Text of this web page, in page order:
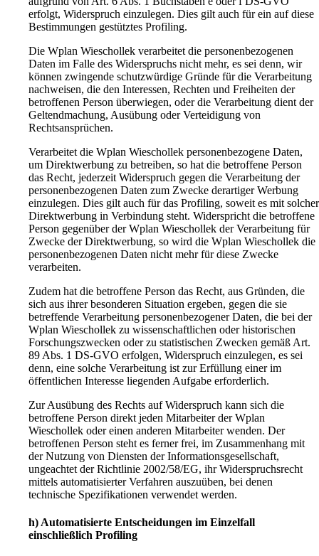
erfolgt, Widerspruch einzulegen. Dies gilt auch für ein auf diese
Bestimmungen gestütztes Profiling.
Die Wplan Wieschollek verarbeitet die personenbezogenen
Daten im Falle des Widerspruchs nicht mehr, es sei denn, wir
können zwingende schutzwürdige Gründe für die Verarbeitung
nachweisen, die den Interessen, Rechten und Freiheiten der
betroffenen Person überwiegen, oder die Verarbeitung dient der
Geltendmachung, Ausübung oder Verteidigung von
Rechtsansprüchen.
Verarbeitet die Wplan Wieschollek personenbezogene Daten,
um Direktwerbung zu betreiben, so hat die betroffene Person
das Recht, jederzeit Widerspruch gegen die Verarbeitung der
personenbezogenen Daten zum Zwecke derartiger Werbung
einzulegen. Dies gilt auch für das Profiling, soweit es mit solcher
Direktwerbung in Verbindung steht. Widerspricht die betroffene
Person gegenüber der Wplan Wieschollek der Verarbeitung für
Zwecke der Direktwerbung, so wird die Wplan Wieschollek die
personenbezogenen Daten nicht mehr für diese Zwecke
verarbeiten.
Zudem hat die betroffene Person das Recht, aus Gründen, die
sich aus ihrer besonderen Situation ergeben, gegen die sie
betreffende Verarbeitung personenbezogener Daten, die bei der
Wplan Wieschollek zu wissenschaftlichen oder historischen
Forschungszwecken oder zu statistischen Zwecken gemäß Art.
89 Abs. 1 DS-GVO erfolgen, Widerspruch einzulegen, es sei
denn, eine solche Verarbeitung ist zur Erfüllung einer im
öffentlichen Interesse liegenden Aufgabe erforderlich.
Zur Ausübung des Rechts auf Widerspruch kann sich die
betroffene Person direkt jeden Mitarbeiter der Wplan
Wieschollek oder einen anderen Mitarbeiter wenden. Der
betroffenen Person steht es ferner frei, im Zusammenhang mit
der Nutzung von Diensten der Informationsgesellschaft,
ungeachtet der Richtlinie 2002/58/EG, ihr Widerspruchsrecht
mittels automatisierter Verfahren auszuüben, bei denen
technische Spezifikationen verwendet werden.
h) Automatisierte Entscheidungen im Einzelfall
einschließlich Profiling